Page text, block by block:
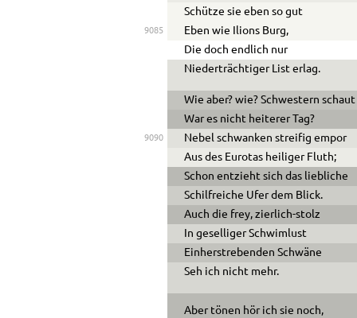
Schütze sie eben so gut
9085
Eben wie Ilions Burg,
Die doch endlich nur
Niederträchtiger List erlag.
Wie aber? wie? Schwestern
War es nicht heiterer Tag?
9090
Nebel schwanken streifig empor
Aus des Eurotas heiliger Fluth;
Schon entzieht sich das liebliche
Schilfreiche Ufer dem Blick.
Auch die frey, zierlich-stolz
In geselliger Schwimlust
Einherstrebenden Schwäne
Seh ich nicht mehr.
Aber tönen hör ich sie noch,